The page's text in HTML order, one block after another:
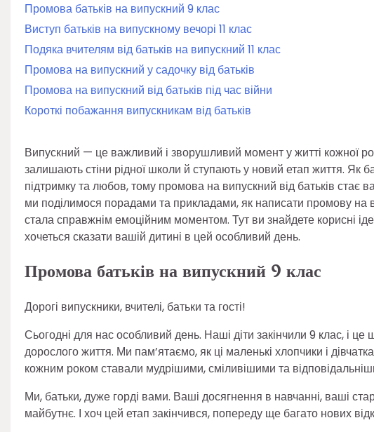
Промова батьків на випускний 9 клас
Виступ батьків на випускному вечорі 11 клас
Подяка вчителям від батьків на випускний 11 клас
Промова на випускний у садочку від батьків
Промова на випускний від батьків під час війни
Короткі побажання випускникам від батьків
Випускний — це важливий і зворушливий момент у житті кожної
залишають стіни рідної школи й ступають у новий етап життя. Як
підтримку та любов, тому промова на випускний від батьків стає
ми поділимося порадами та прикладами, як написати промову на
стала справжнім емоційним моментом. Тут ви знайдете корисні
хочеться сказати вашій дитині в цей особливий день.
Промова батьків на випускний 9 клас
Дорогі випускники, вчителі, батьки та гості!
Сьогодні для нас особливий день. Наші діти закінчили 9 клас, і
дорослого життя. Ми пам’ятаємо, як ці маленькі хлопчики і
кожним роком ставали мудрішими, сміливішими та
Ми, батьки, дуже горді вами. Ваші досягнення в навчанні, ваші
майбутнє. І хоч цей етап закінчився, попереду ще багато нових